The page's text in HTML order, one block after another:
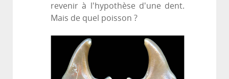
revenir à l'hypothèse d'une dent.
Mais de quel poisson ?